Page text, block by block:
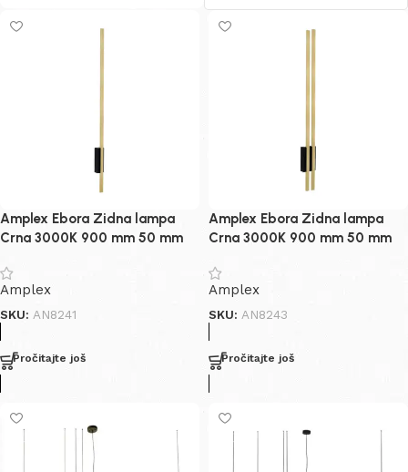
Amplex Ebora Zidna lampa
Crna 3000K 900 mm 50 mm
Amplex
SKU: AN8241
Pročitajte još
Amplex Ebora Zidna lampa
Crna 3000K 900 mm 50 mm
Amplex
SKU: AN8243
Pročitajte još